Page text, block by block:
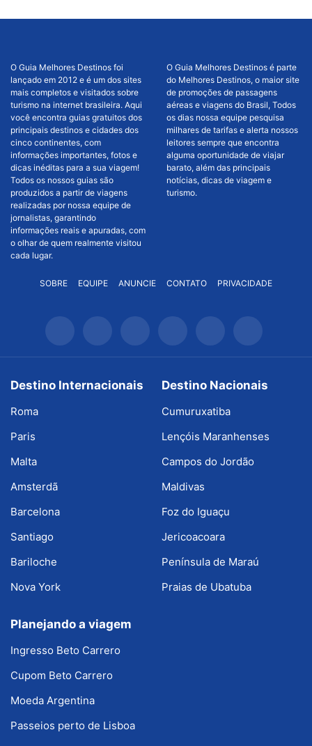
O Guia Melhores Destinos foi
lançado em 2012 e é um dos sites
mais completos e visitados sobre
turismo na internet brasileira. Aqui
você encontra guias gratuitos dos
principais destinos e cidades dos
cinco continentes, com
informações importantes, fotos e
dicas inéditas para a sua viagem!
Todos os nossos guias são
produzidos a partir de viagens
realizadas por nossa equipe de
jornalistas, garantindo
informações reais e apuradas, com
o olhar de quem realmente visitou
cada lugar.
O Guia Melhores Destinos é parte
do Melhores Destinos, o maior site
de promoções de passagens
aéreas e viagens do Brasil, Todos
os dias nossa equipe pesquisa
milhares de tarifas e alerta nossos
leitores sempre que encontra
alguma oportunidade de viajar
barato, além das principais
notícias, dicas de viagem e
turismo.
SOBRE EQUIPE ANUNCIE CONTATO PRIVACIDADE
Destino Internacionais
Roma
Paris
Malta
Amsterdã
Barcelona
Santiago
Bariloche
Nova York
Destino Nacionais
Cumuruxatiba
Lençóis Maranhenses
Campos do Jordão
Maldivas
Foz do Iguaçu
Jericoacoara
Península de Maraú
Praias de Ubatuba
Planejando a viagem
Ingresso Beto Carrero
Cupom Beto Carrero
Moeda Argentina
Passeios perto de Lisboa